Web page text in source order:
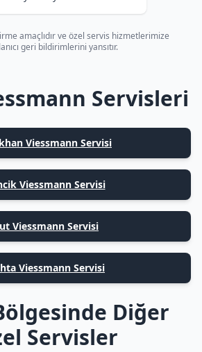
amaçlıdır ve özel servis hizmetlerimize
geri bildirimlerini yansıtır.
Servisleri
Viessmann Servisi
Viessmann Servisi
Viessmann Servisi
Viessmann Servisi
Diğer
Servisler